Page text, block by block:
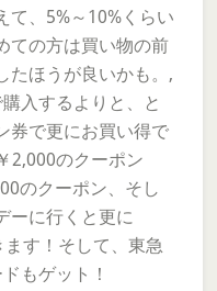
て、5%～10%くらい
ての方は買い物の前
たほうが良いかも。,
入するよりと、と
券で更にお買い得で
2,000のクーポン
のクーポン、そし
ーに行くと更に
す！そして、東急
もゲット！